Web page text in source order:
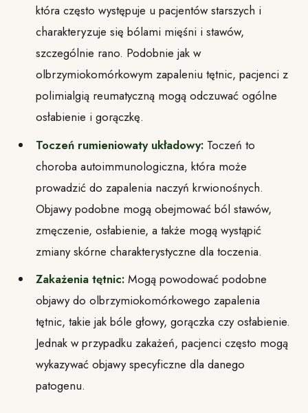
która często występuje u pacjentów starszych i
charakteryzuje się bólami mięśni i stawów,
szczególnie rano. Podobnie jak w
olbrzymiokomórkowym zapaleniu tętnic, pacjenci z
polimialgią reumatyczną mogą odczuwać ogólne
osłabienie i gorączkę.
Toczeń rumieniowaty układowy: Toczeń to
choroba autoimmunologiczna, która może
prowadzić do zapalenia naczyń krwionośnych.
Objawy podobne mogą obejmować ból stawów,
zmęczenie, osłabienie, a także mogą wystąpić
zmiany skórne charakterystyczne dla toczenia.
Zakażenia tętnic:Mogą powodować podobne
objawy do olbrzymiokomórkowego zapalenia
tętnic, takie jak bóle głowy, gorączka czy osłabienie.
Jednak w przypadku zakażeń, pacjenci często mogą
wykazywać objawy specyficzne dla danego
patogenu.